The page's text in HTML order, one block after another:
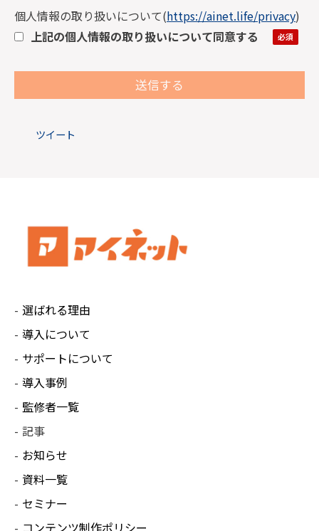
個人情報の取り扱いについて(https://ainet.life/privacy)
上記の個人情報の取り扱いについて同意する
ツイート
選ばれる理由
導入について
サポートについて
導入事例
監修者一覧
記事
お知らせ
資料一覧
セミナー